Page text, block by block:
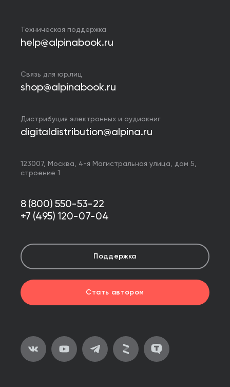
Техническая поддержка
help@alpinabook.ru
Связь для юр.лиц
shop@alpinabook.ru
Дистрибуция электронных и аудиокниг
digitaldistribution@alpina.ru
123007, Москва, 4-я Магистральная улица, дом 5,
строение 1
8 (800) 550-53-22
+7 (495) 120-07-04
Поддержка
Стать автором